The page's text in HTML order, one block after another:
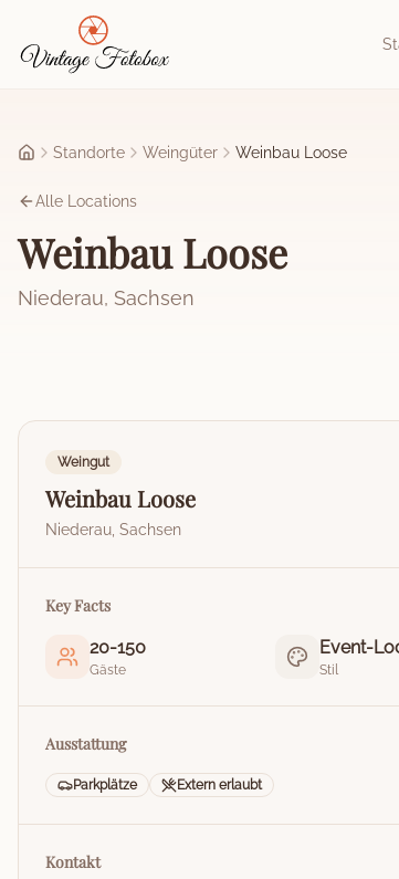
Zum Hauptinhalt springen
Startseite
Standorte Weingüter Weinbau Loose
Alle Locations
Weinbau Loose
Niederau, Sachsen
Weingut
Weinbau Loose
Niederau Sachsen
Key Facts
20-150
Gäste
Event-
Stil
Ausstattung
Parkplätze Extern erlaubt
Kontakt